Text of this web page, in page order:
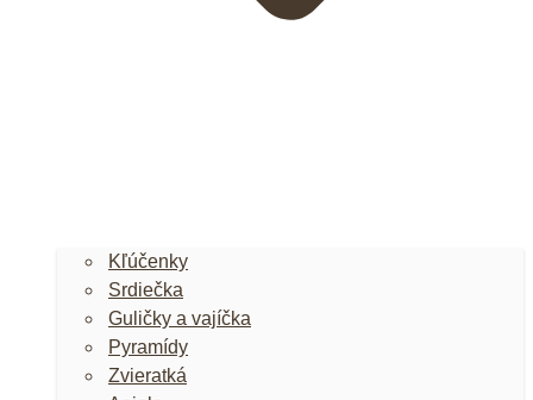
Kľúčenky
Srdiečka
Guličky a vajíčka
Pyramídy
Zvieratká